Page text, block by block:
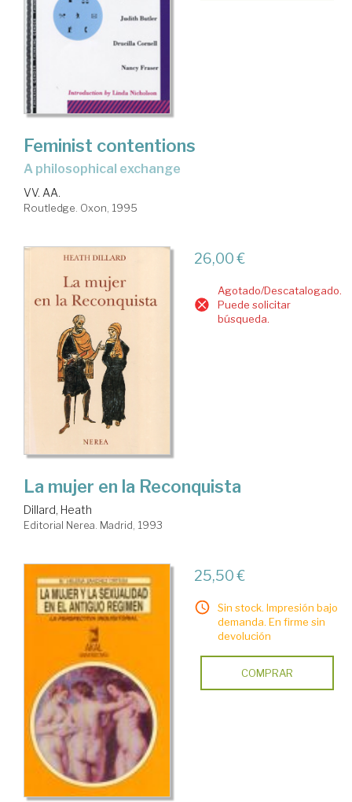
Feminist contentions
A philosophical exchange
VV. AA.
Routledge. Oxon, 1995
26,00 €
Agotado/Descatalogado.
Puede solicitar
búsqueda.
La mujer en la Reconquista
Dillard, Heath
Editorial Nerea. Madrid, 1993
25,50 €
Sin stock. Impresión bajo
demanda. En firme sin
devolución
COMPRAR